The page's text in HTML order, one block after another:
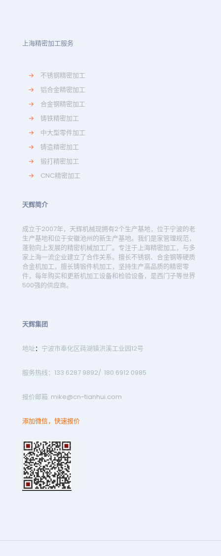
上海精密加工服务
→
不锈钢精密加工
→
铝合金精密加工
→
合金钢精密加工
→
铸铁精密加工
→
中大型零件加工
→
铸造精密加工
→
锻打精密加工
→
CNC精密加工
天辉简介
成立于2007年，天辉机械现拥有2个生产基地，位于宁波的老
生产基地和位于安徽池州的新生产基地。我们是家管理规范，
蓬勃向上发展的精密机械加工厂。专注于上海精密加工，与多
家上海一流企业建立了合作关系。擅长不锈钢、合金钢等硬质
合金机加工，擅长铸锻件机加工，坚持生产高品质的精密零
件，每年购买和更新机加工设备和检验设备，是西门子等世界
500强的供应商。
天辉集团
地址： 宁波市奉化区莼湖镇洪溪工业园12号
服务热线：133 6287 9892/ 180 6912 0985
报价邮箱: mike@cn-tianhui.com
添加微信，快速报价